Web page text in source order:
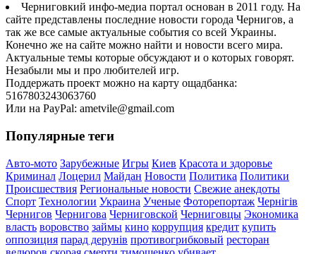
Черниговкий инфо-медиа портал основан в 2011 году. На
сайте представлены последние новости города Чернигов, а
так же все самые актуальные события со всей Украины.
Конечно же на сайте можно найти и новости всего мира.
Актуальные темы которые обсуждают и о которых говорят.
Незабыли мы и про любителей игр.
Поддержать проект можно на карту ощадбанка:
5167803243063760
Или на PayPal: ametvile@gmail.com
Популярные теги
Авто-мото Зарубежные Игры Киев Красота и здоровье
Криминал Лоцерил Майдан Новости Политика Политики
Происшествия Региональные новости Свежие анекдоты
Спорт Технологии Украина Ученые Фоторепортаж Чернігів
Чернигов Чернигова Черниговской Черниговцы Экономика
власть воровство займы кино коррупция кредит купить
оппозиция парад дерунів противогрибковый ресторан